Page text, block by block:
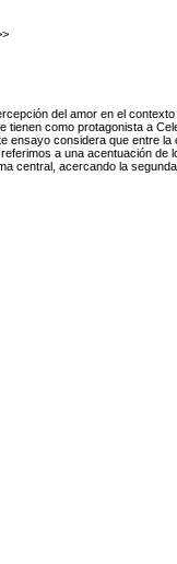
del amor en el
tienen como protagonista a
ensayo considera que entre
a una acentuación
central, acercando la